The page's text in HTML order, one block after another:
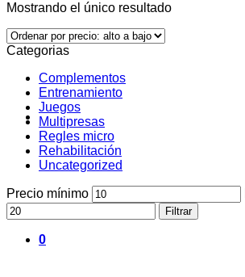
0
Mostrando el único resultado
Categorias
Complementos
Entrenamiento
Juegos
Multipresas
Regles micro
Rehabilitación
Uncategorized
Precio mínimo
Filtrar